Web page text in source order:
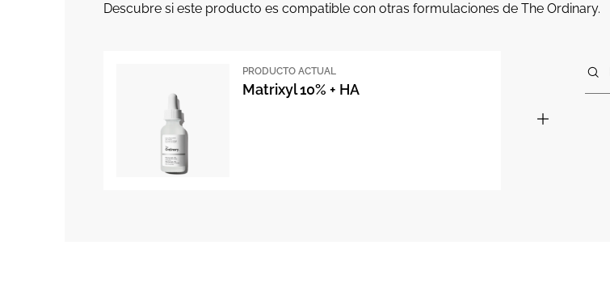
Descubre si este producto es compatible con otras formulaciones de The Ordinary.
PRODUCTO ACTUAL
Matrixyl 10% + HA